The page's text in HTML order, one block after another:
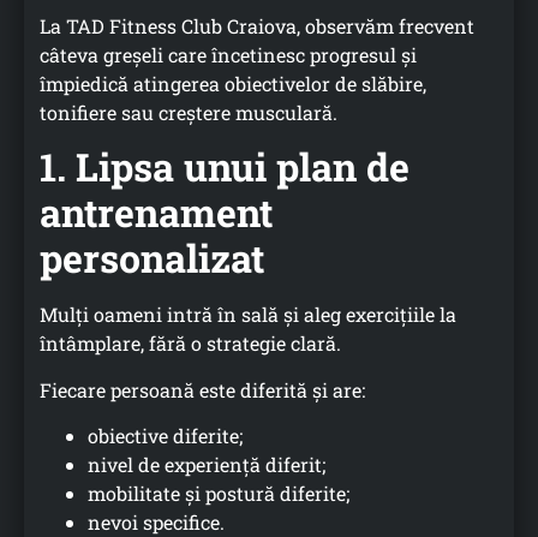
La TAD Fitness Club Craiova, observăm frecvent
câteva greșeli care încetinesc progresul și
împiedică atingerea obiectivelor de slăbire,
tonifiere sau creștere musculară.
1. Lipsa unui plan de
antrenament
personalizat
Mulți oameni intră în sală și aleg exercițiile la
întâmplare, fără o strategie clară.
Fiecare persoană este diferită și are:
obiective diferite;
nivel de experiență diferit;
mobilitate și postură diferite;
nevoi specifice.